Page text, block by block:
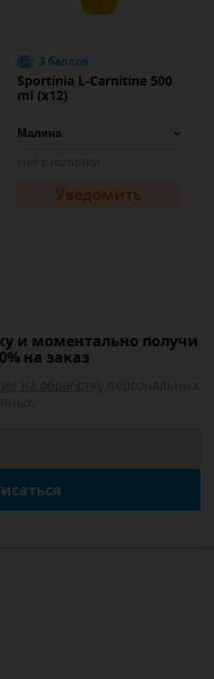
3 баллов
Sportinia L-Carnitine 500
ml (х12)
Уведомить
и моментально получи
на заказ